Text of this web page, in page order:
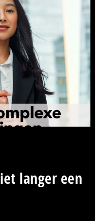
langer een